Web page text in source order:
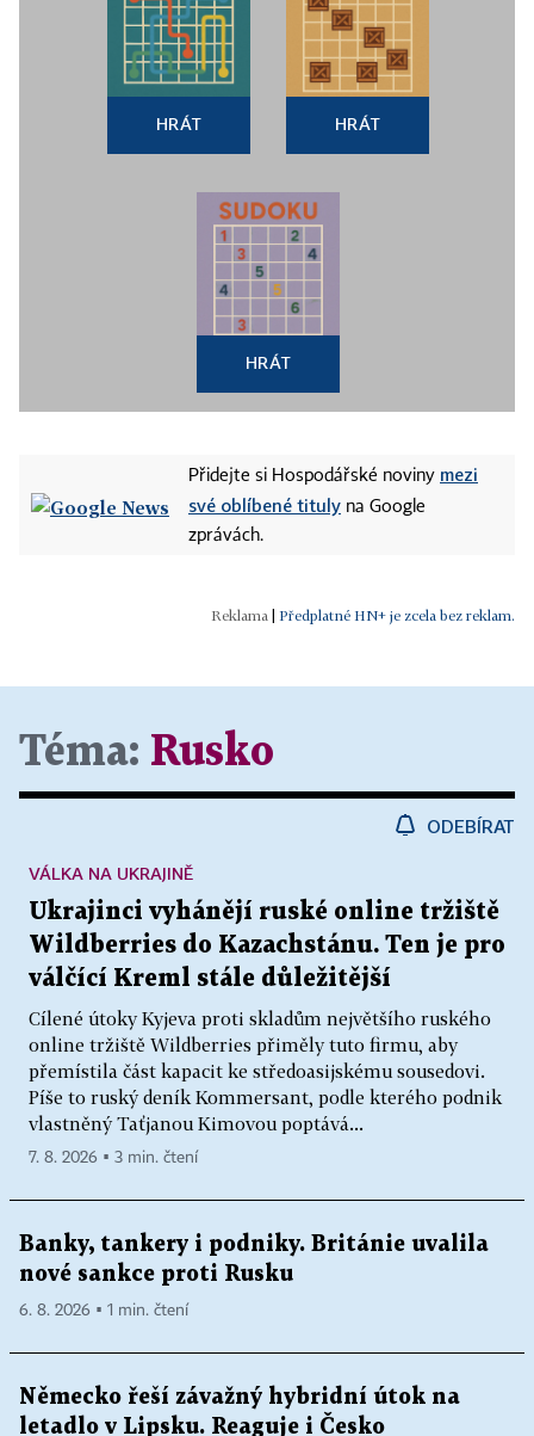
HRÁT HRÁT
HRÁT
Přidejte si Hospodářské noviny mezi
své oblíbené tituly na Google
zprávách.
Předplatné HN+ je zcela bez reklam.
Téma: Rusko
ODEBÍRAT
Ukrajinci vyhánějí ruské online tržiště
Wildberries do Kazachstánu. Ten je pro
válčící Kreml stále důležitější
Cílené útoky Kyjeva proti skladům největšího ruského
online tržiště Wildberries přiměly tuto firmu, aby
přemístila část kapacit ke středoasijskému sousedovi.
Píše to ruský deník Kommersant, podle kterého podnik
vlastněný Taťjanou Kimovou poptává...
VÁLKA NA UKRAJINĚ
7. 8. 2026 ▪ 3 min. čtení
Banky, tankery i podniky. Británie uvalila
nové sankce proti Rusku
6. 8. 2026 ▪ 1 min. čtení
Německo řeší závažný hybridní útok na
letadlo v Lipsku. Reaguje i Česko